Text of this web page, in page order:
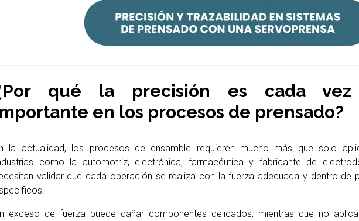
qué la precisión es cada vez
en los procesos de prensado?
la actualidad, los procesos de ensamble requieren mucho más que solo
como la automotriz, electrónica, farmacéutica y fabricante de
validar que cada operación se realiza con la fuerza adecuada y dentro de
exceso de fuerza puede dañar componentes delicados, mientras que no